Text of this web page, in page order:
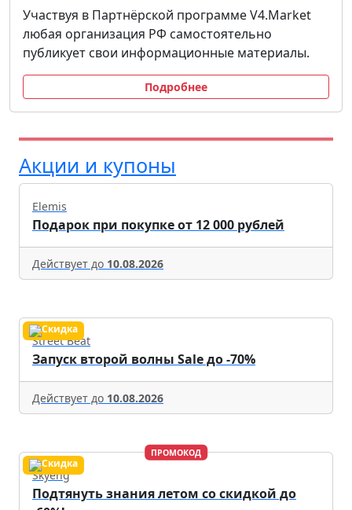
Участвуя в Партнёрской программе V4.Market
любая организация РФ самостоятельно
публикует свои информационные материалы.
Подробнее
Акции и купоны
Elemis
Подарок при покупке от 12 000 рублей
Действует до 10.08.2026
Street Beat
Запуск второй волны Sale до -70%
Действует до 10.08.2026
ПРОМОКОД
Skyeng
Подтянуть знания летом со скидкой до